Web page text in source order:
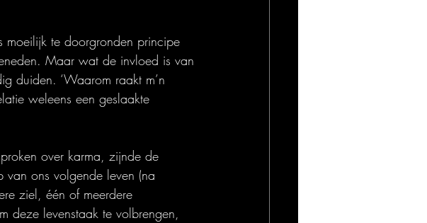
moeilijk te doorgronden principe
Maar wat de invloed is van
duiden. ‘Waarom raakt m’n
weleens een geslaakte
over karma, zijnde de
ons volgende leven (na
ziel, één of meerdere
deze levenstaak te volbrengen,